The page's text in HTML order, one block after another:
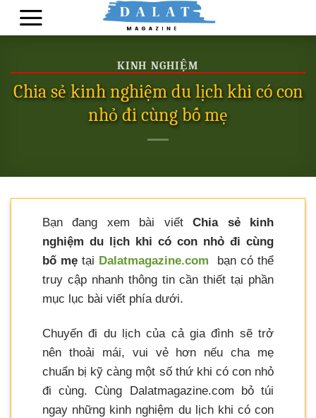
Skip
KINH NGHIỆM
Chia sẻ kinh nghiệm du lịch khi có con
nhỏ đi cùng bố mẹ
Bạn đang xem bài viếtChia sẻ kinh
nghiệm du lịch khi có con nhỏ đi cùng
bố mẹ tại Dalatmagazine.com
bạn có thể
truy cập nhanh thông tin cần thiết tại phần
mục lục bài viết phía dưới.
Chuyến đi du lịch của cả gia đình sẽ trở
nên thoải mái, vui vẻ hơn nếu cha mẹ
chuẩn bị kỹ càng một số thứ khi có con nhỏ
đi cùng. Cùng Dalatmagazine.com bỏ túi
ngay những kinh nghiệm du lịch khi có con